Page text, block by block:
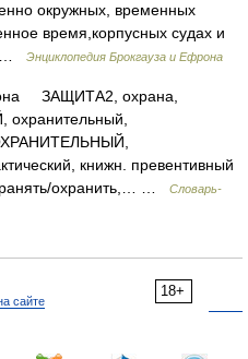
окружных, временных
время,корпусных судах и
…
Энциклопедия Брокгауза и Ефрона
ЗАЩИТА2, охрана,
книжн. превентивный
охранить,… …
Словарь-
18+
сайте